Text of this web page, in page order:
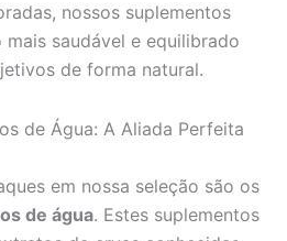
nossos suplementos
saudável e equilibrado
de forma natural.
de Água: A Aliada Perfeita
em nossa seleção são os
de água. Estes suplementos